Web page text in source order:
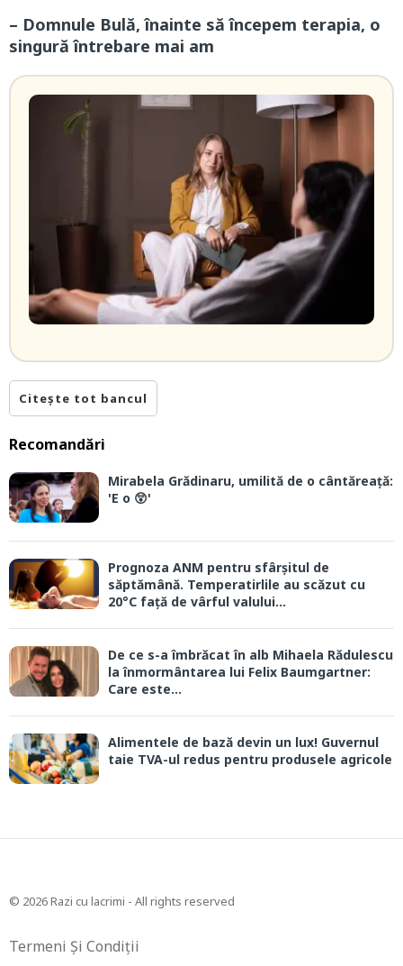
– Domnule Bulă, înainte să începem terapia, o
singură întrebare mai am
Citește tot bancul
Recomandări
Mirabela Grădinaru, umilită de o cântăreață:
'E o 😲'
Prognoza ANM pentru sfârșitul de
săptămână. Temperatirlile au scăzut cu
20°C față de vârful valului...
De ce s-a îmbrăcat în alb Mihaela Rădulescu
la înmormântarea lui Felix Baumgartner:
Care este...
Alimentele de bază devin un lux! Guvernul
taie TVA-ul redus pentru produsele agricole
© 2026 Razi cu lacrimi - All rights reserved
Termeni Și Condiții